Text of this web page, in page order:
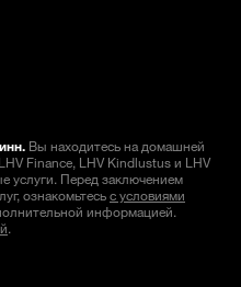
Вы находитесь на домашней
Finance, LHV Kindlustus и LHV
услуги. Перед заключением
ознакомьтесьс условиями
информацией.
.